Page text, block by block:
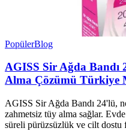
PopülerBlog
AGISS Sir Ağda
Alma Çözümü Türkiye
AGISS Sir Ağda Bandı 24'lü,
zahmetsiz tüy alma sağlar.
süreli pürüzsüzlük ve cilt dostu